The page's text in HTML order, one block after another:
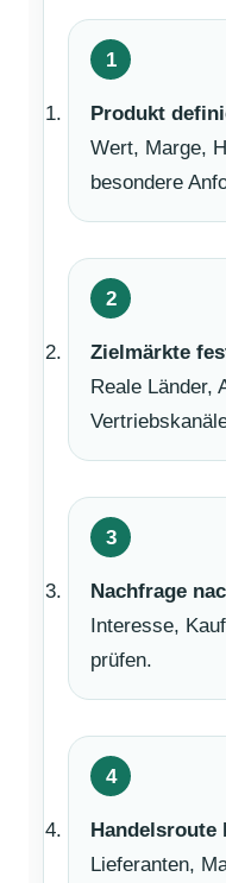
Produkt
Wert, Marge,
besondere
Zielmärkte
Reale Länder,
Nachfrage
Interesse,
prüfen.
Handelsroute
Lieferanten,